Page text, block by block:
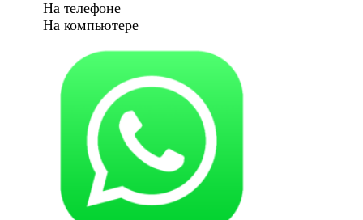
На телефоне
На компьютере